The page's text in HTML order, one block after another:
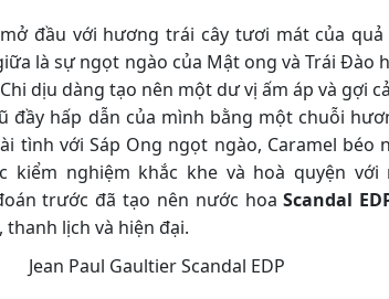
mở đầu với hương trái cây tươi mát của
là sự ngọt ngào của Mật ong và Trái Đào
dịu dàng tạo nên một dư vị ấm áp và gợi
đầy hấp dẫn của mình bằng một chuỗi
tình với Sáp Ong ngọt ngào, Caramel béo
kiểm nghiệm khắc khe và hoà quyện
trước đã tạo nên nước hoaScandal
lịch và hiện đại.